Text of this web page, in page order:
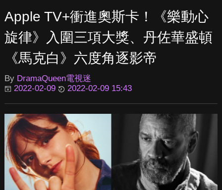
Apple TV+衝進奧斯卡！《樂動心
旋律》入圍三項大獎、丹佐華盛頓
《馬克白》六度角逐影帝
By DramaQueen電視迷
2022-02-09
2022-02-09 15:43